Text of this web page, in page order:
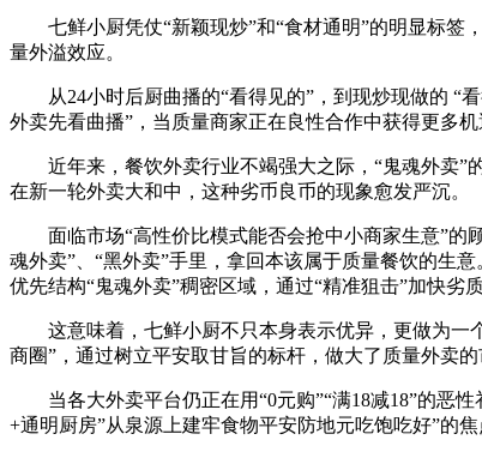
七鲜小厨凭仗“新颖现炒”和“食材通明”的明显标签
量外溢效应。
从24小时后厨曲播的“看得见的”，到现炒现做的 “看
外卖先看曲播”，当质量商家正在良性合作中获得更多
近年来，餐饮外卖行业不竭强大之际，“鬼魂外卖”
在新一轮外卖大和中，这种劣币良币的现象愈发严沉。
面临市场“高性价比模式能否会抢中小商家生意”的
魂外卖”、“黑外卖”手里，拿回本该属于质量餐饮的生
优先结构“鬼魂外卖”稠密区域，通过“精准狙击”加快劣
这意味着，七鲜小厨不只本身表示优异，更做为一个
商圈”，通过树立平安取甘旨的标杆，做大了质量外卖
当各大外卖平台仍正在用“0元购”“满18减18”的恶性
+通明厨房”从泉源上建牢食物平安防地元吃饱吃好”的焦